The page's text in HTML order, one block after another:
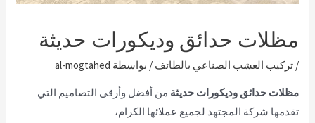
مظلات حدائق وديكورات حديثة
/تركيب العشب الصناعي بالطائف / بواسطة al-mogtahed
مظلات حدائق وديكورات حديثة من أفضل وأرقى التصاميم التي
تقدمها شركة المجتهد لجميع عملائها الكرام،